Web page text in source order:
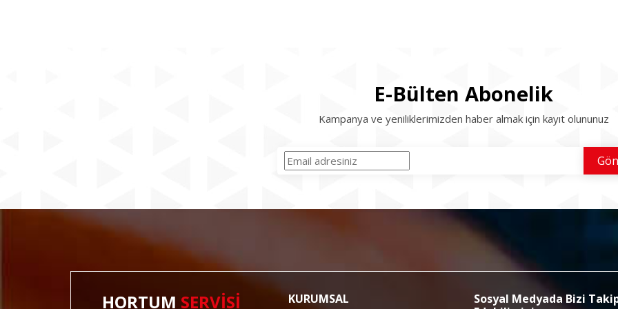
E-Bülten Abonelik
Kampanya ve yeniliklerimizden haber almak için kayıt olununuz
HORTUM SERVİSİ KURUMSAL
Sosyal Medyada Bizi